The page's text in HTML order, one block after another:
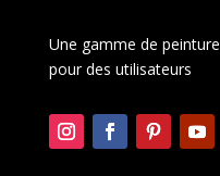
Une gamme de
pour des utilisateurs